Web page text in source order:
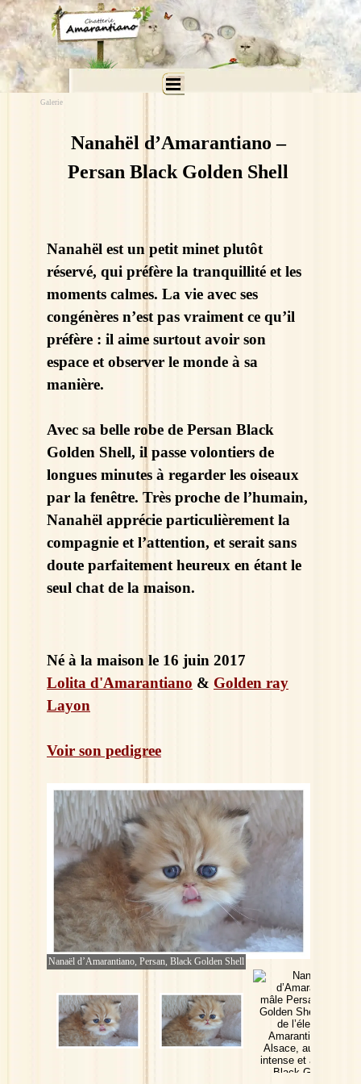
Aller au contenu
Sauter le menu
Galerie
Nanahël d’Amarantiano –
Persan Black Golden Shell
Nanahël est un petit minet plutôt
réservé, qui préfère la tranquillité et les
moments calmes. La vie avec ses
congénères n’est pas vraiment ce qu’il
préfère : il aime surtout avoir son
espace et observer le monde à sa
manière.
Avec sa belle robe de Persan Black
Golden Shell, il passe volontiers de
longues minutes à regarder les oiseaux
par la fenêtre. Très proche de l’humain,
Nanahël apprécie particulièrement la
compagnie et l’attention, et serait sans
doute parfaitement heureux en étant le
seul chat de la maison.
Né à la maison le 16 juin 2017
Lolita d'Amarantiano & Golden ray
Layon
Voir son pedigree
Nanaël d’Amarantiano, Persan, Black Golden Shell